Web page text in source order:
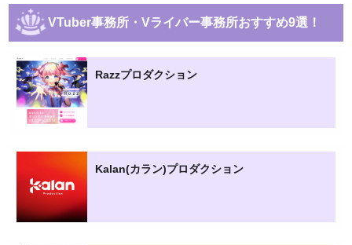
VTuber事務所・Vライバー事務所おすすめ9選！
Razzプロダクション
Kalan(カラン)プロダクション